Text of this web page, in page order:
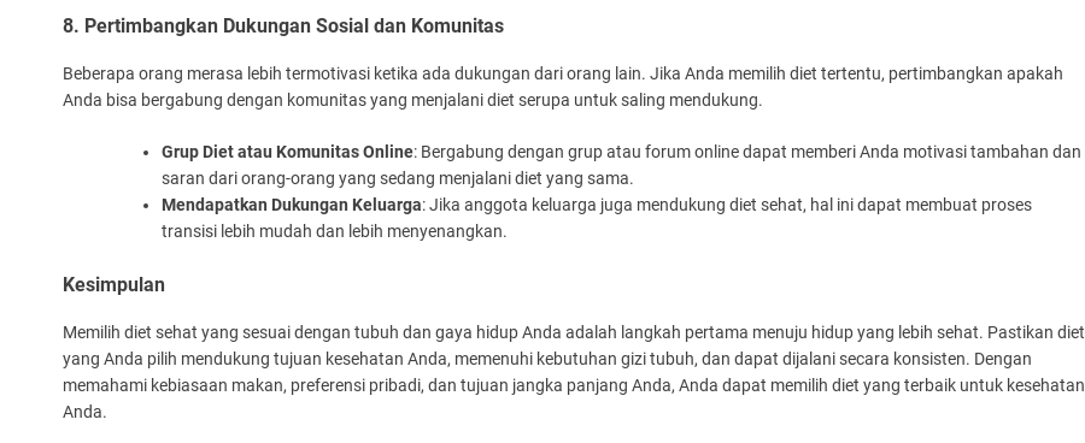
8. Pertimbangkan Dukungan Sosial dan Komunitas
Beberapa orang merasa lebih termotivasi ketika ada dukungan dari orang lain. Jika Anda memilih diet tertentu, pertimbangkan apakah
Anda bisa bergabung dengan komunitas yang menjalani diet serupa untuk saling mendukung.
Grup Diet atau Komunitas Online: Bergabung dengan grup atau forum online dapat memberi Anda motivasi tambahan dan
saran dari orang-orang yang sedang menjalani diet yang sama.
Mendapatkan Dukungan Keluarga: Jika anggota keluarga juga mendukung diet sehat, hal ini dapat membuat proses
transisi lebih mudah dan lebih menyenangkan.
Kesimpulan
Memilih diet sehat yang sesuai dengan tubuh dan gaya hidup Anda adalah langkah pertama menuju hidup yang lebih sehat. Pastikan diet
yang Anda pilih mendukung tujuan kesehatan Anda, memenuhi kebutuhan gizi tubuh, dan dapat dijalani secara konsisten. Dengan
memahami kebiasaan makan, preferensi pribadi, dan tujuan jangka panjang Anda, Anda dapat memilih diet yang terbaik untuk kesehatan
Anda.